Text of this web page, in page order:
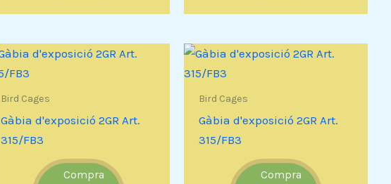
Bird Cages
Gàbia d'exposició 2GR Art.
315/FB3
Compra
Bird Cages
Gàbia d'exposició 2GR Art.
315/FB3
Compra